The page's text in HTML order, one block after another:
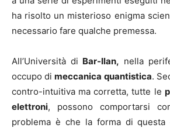
ha risolto un misterioso enigma
necessario fare qualche premessa.
All’Università di Bar-Ilan, nella
occupo dimeccanica quantistica.
contro-intuitiva ma corretta, tutte le
elettroni, possono comportarsi
problema è che la forma di